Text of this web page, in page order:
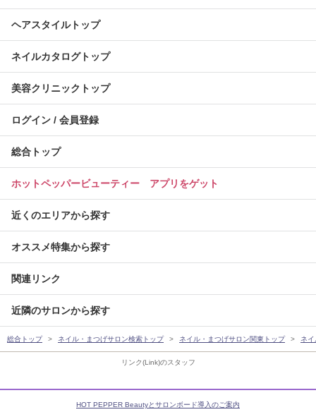
リンク(Link)のスタッフ
ヘアスタイルトップ
ネイルカタログトップ
美容クリニックトップ
ログイン / 会員登録
総合トップ
ホットペッパービューティー アプリをゲット
近くのエリアから探す
オススメ特集から探す
関連リンク
近隣のサロンから探す
総合トップ ネイル・まつげサロン検索トップ ネイル・まつげサロン関東トップ ネ
HOT PEPPER Beautyとサロンボード導入のご案内